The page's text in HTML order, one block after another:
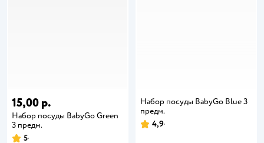
15,00 р.
Набор посуды BabyGo Green
3 предм.
5
Набор посуды BabyGo Blue 3
предм.
4,9